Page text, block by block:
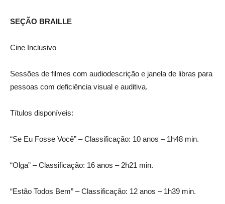
SEÇÃO BRAILLE
Cine Inclusivo
Sessões de filmes com audiodescrição e janela de libras para
pessoas com deficiência visual e auditiva.
Títulos disponíveis:
“Se Eu Fosse Você” – Classificação: 10 anos – 1h48 min.
“Olga” – Classificação: 16 anos – 2h21 min.
“Estão Todos Bem” – Classificação: 12 anos – 1h39 min.